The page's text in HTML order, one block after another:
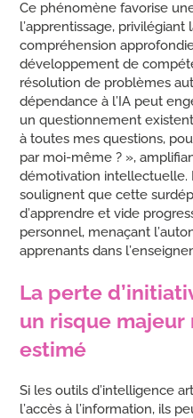
Ce phénomène favorise
l’apprentissage,
compréhension
développement de
résolution de problèmes
dépendance à l’IA peut
un questionnement
à toutes mes questions,
par moi-même ? »,
démotivation intellectuelle.
soulignent que cette
d’apprendre et vide
personnel, menaçant
apprenants dans
La perte
un risque majeur
estimé
Si les outils d’intelligence
l’accès à l’information, ils